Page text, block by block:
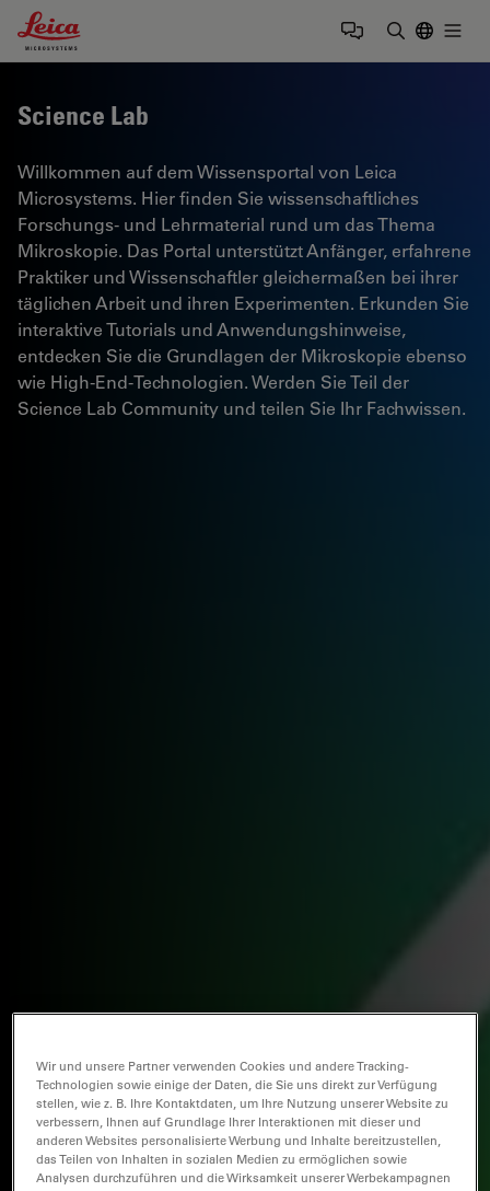
Leica Microsystems Logo
Science Lab
Willkommen auf dem Wissensportal von Leica
Microsystems. Hier finden Sie wissenschaftliches
Forschungs- und Lehrmaterial rund um das Thema
Mikroskopie. Das Portal unterstützt Anfänger, erfahrene
Praktiker und Wissenschaftler gleichermaßen bei ihrer
täglichen Arbeit und ihren Experimenten. Erkunden Sie
interaktive Tutorials und Anwendungshinweise,
entdecken Sie die Grundlagen der Mikroskopie ebenso
wie High-End-Technologien. Werden Sie Teil der
Science Lab Community und teilen Sie Ihr Fachwissen.
Wir und unsere Partner verwenden Cookies und andere Tracking-
Technologien sowie einige der Daten, die Sie uns direkt zur Verfügung
stellen, wie z. B. Ihre Kontaktdaten, um Ihre Nutzung unserer Website zu
verbessern, Ihnen auf Grundlage Ihrer Interaktionen mit dieser und
anderen Websites personalisierte Werbung und Inhalte bereitzustellen,
das Teilen von Inhalten in sozialen Medien zu ermöglichen sowie
Analysen durchzuführen und die Wirksamkeit unserer Werbekampagnen